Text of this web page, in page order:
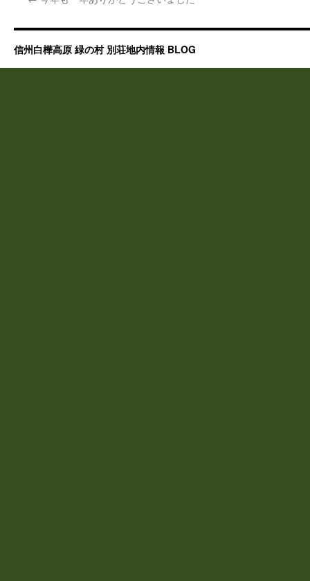
信州白樺高原 緑の村 別荘地内情報 BLOG